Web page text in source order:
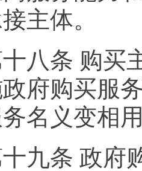
主体。
条 购买主
府购买服
名义变相
条 政府购